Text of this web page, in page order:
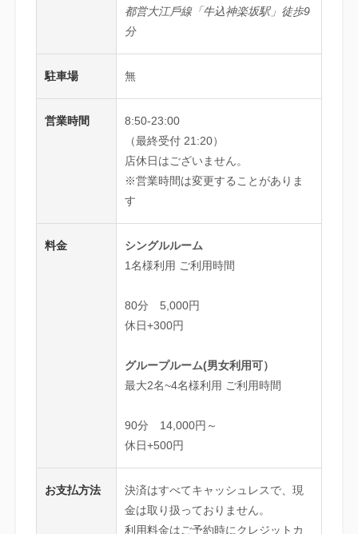
都営⼤江⼾線「⽜込神楽坂駅」徒歩9
分
駐車場 無
営業時間
8:50-23:00
（最終受付 21:20）
店休日はございません。
※営業時間は変更することがありま
す
料金
シングルルーム
1名様利⽤ ご利⽤時間
80分 5,000円
休日+300円
グループルーム(男女利用可）
最⼤2名~4名様利⽤ ご利⽤時間
90分 14,000円～
休日+500円
お支払方法
決済はすべてキャッシュレスで、現
金は取り扱っておりません。
利用料金はご予約時にクレジットカ